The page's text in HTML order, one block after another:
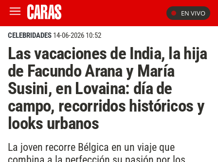
EN VIVO
CELEBRIDADES 14-06-2026 10:52
Las vacaciones de India, la hija
de Facundo Arana y María
Susini, en Lovaina: día de
campo, recorridos históricos y
looks urbanos
La joven recorre Bélgica en un viaje que
combina a la perfección su pasión por los